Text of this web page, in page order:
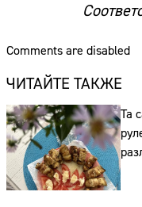
Comments are disabled
ЧИТАЙТЕ ТАКЖЕ
Та